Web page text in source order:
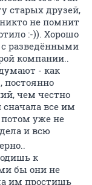
старых друзей,
не помнит
:-)). Хорошо
разведёнными
компании..
- как
постоянно
чем честно
все им
уже не
и всю
к
бы они не
им простишь